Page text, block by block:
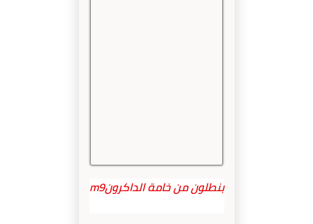
بنطلون من خامة الداكرونm9